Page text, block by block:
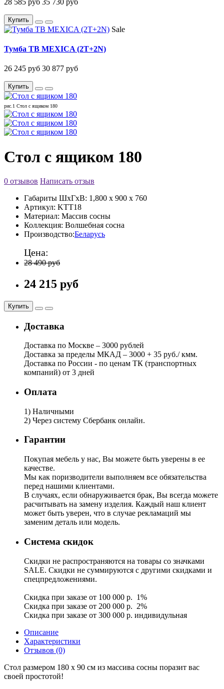
Купить
Sale
Тумба ТВ MEXICA (2T+2N)
26 245 руб 30 877 руб
Купить
рис.1 Стол с ящиком 180
Стол с ящиком 180
0 отзывов Написать отзыв
Габариты ШxГxВ: 1,800 x 900 x 760
Артикул: KTT18
Материал: Массив сосны
Коллекция: Волшебная сосна
Производство:Беларусь
Цена:
28 490 руб
24 215 руб
Купить
Доставка
Доставка по Москве – 3000 рублей
Доставка за пределы МКАД – 3000 + 35 руб./ кмм.
Доставка по России - по ценам ТК (транспортных
компаний) от 3 дней
Оплата
1) Наличными
2) Через систему Сбербанк онлайн.
Гарантии
Покупая мебель у нас, Вы можете быть уверены в ее
качестве.
Мы как поризводители выполняем все обязательства
перед нашими клиентами.
В случаях, если обнаруживается брак, Вы всегда можете
расчитывать на замену изделия. Каждый наш клиент
может быть уверен, что в случае рекламаций мы
заменим деталь или модель.
Система скидок
Скидки не распространяются на товары со значками
SALE. Скидки не суммируются с другими скидками и
спецпредложениями.
Скидка при заказе от 100 000 р. 1%
Скидка при заказе от 200 000 р. 2%
Скидка при заказе от 300 000 р. индивидульная
Описание
Характеристики
Отзывов (0)
Стол размером 180 х 90 см из массива сосны поразит вас
своей простотой!